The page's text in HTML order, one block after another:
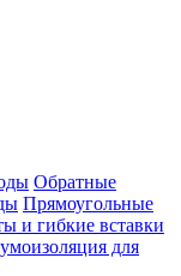
Обратные
Прямоугольные
и гибкие вставки
для